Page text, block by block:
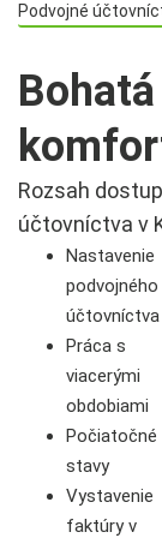
Podvojné
Rozsah
účtovníctva v
Nastavenie
podvojného
účtovníctva
Práca s
viacerými
obdobiami
Počiatočné
stavy
Vystavenie
faktúry v